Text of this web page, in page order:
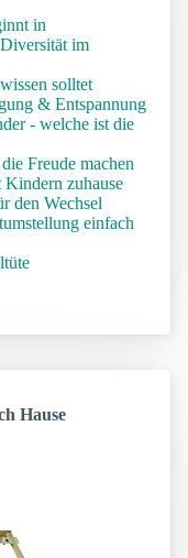
in
im
solltet
& Entspannung
- welche ist die
Freude machen
zuhause
den Wechsel
einfach
Hause